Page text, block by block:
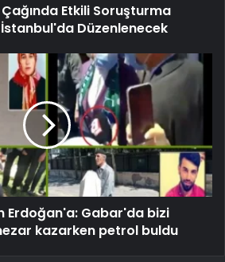
Etkili Soruşturma
Düzenlenecek
Erdoğan'a: Gabar'da bizi
kazarken petrol buldu